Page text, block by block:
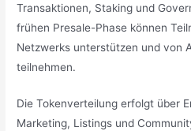
Transaktionen, Staking und
frühen Presale-Phase können
Netzwerks unterstützen und von
teilnehmen.
Die Tokenverteilung erfolgt über
Marketing, Listings und